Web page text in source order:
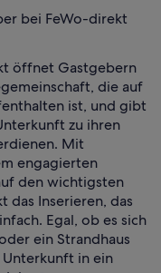
bei FeWo-direkt
öffnet Gastgebern
die auf
ist, und gibt
zu ihren
Mit
engagierten
den wichtigsten
das Inserieren, das
Egal, ob es sich
ein Strandhaus
in ein